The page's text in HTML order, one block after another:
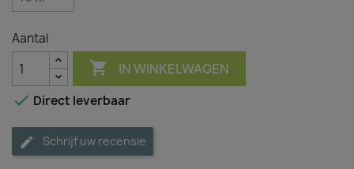
Aantal
 IN WINKELWAGEN
 Direct leverbaar
Schrijf uw recensie